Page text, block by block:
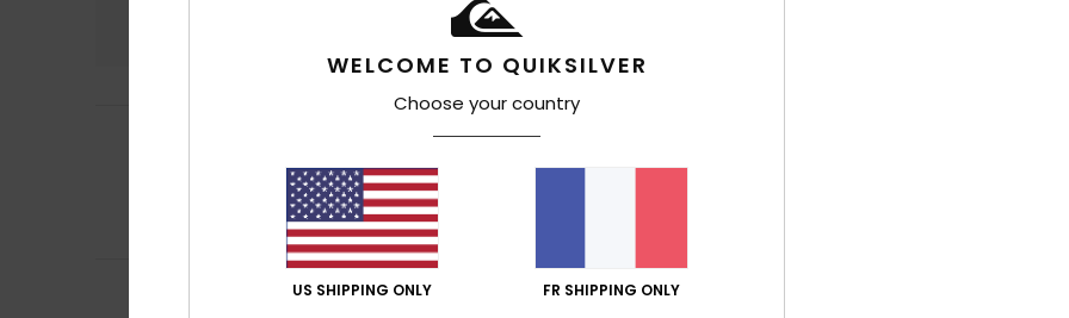
John8 mai 2026
Afficher original - English
Confort
Je recommande ce produit
DOMINIQUE 24 avril 2026
WELCOME TO QUIKSILVER
Choose your country
US SHIPPING ONLY FR SHIPPING ONLY